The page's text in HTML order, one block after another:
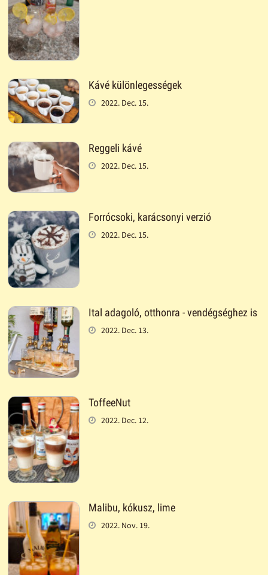
Kávé különlegességek
2022. Dec. 15.
Reggeli kávé
2022. Dec. 15.
Forrócsoki, karácsonyi verzió
2022. Dec. 15.
Ital adagoló, otthonra - vendégséghez is
2022. Dec. 13.
ToffeeNut
2022. Dec. 12.
Malibu, kókusz, lime
2022. Nov. 19.